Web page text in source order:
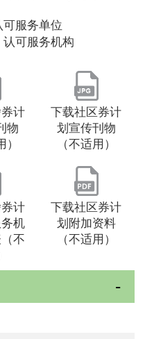
服务单位
认可服务机构
计
物
）
下载社区券计
划宣传刊物
（不适用）
计
机
不
下载社区券计
划附加资料
（不适用）